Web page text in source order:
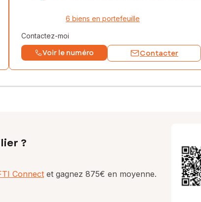
6 biens en portefeuille
Contactez-moi
Voir le numéro Contacter
?
Connect et gagnez 875€ en moyenne.